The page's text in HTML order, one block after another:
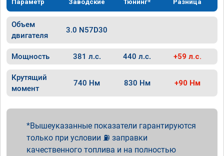
Параметр Заводские Тюнинг* Разница
Объем
двигателя
3.0 N57D30
Мощность 381 л.с. 440 л.с. +59 л.с.
Крутящий
момент
740 Нм 830 Нм +90 Нм
Вышеуказанные показатели гарантируются
только при условии ⛽ заправки
качественного топлива и на полностью